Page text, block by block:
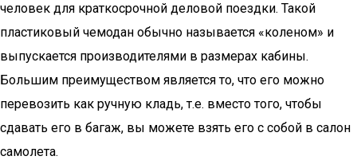
человек для краткосрочной деловой поездки. Такой
пластиковый чемодан обычно называется «коленом» и
выпускается производителями в размерах кабины.
Большим преимуществом является то, что его можно
перевозить как ручную кладь, т.е. вместо того, чтобы
сдавать его в багаж, вы можете взять его с собой в салон
самолета.